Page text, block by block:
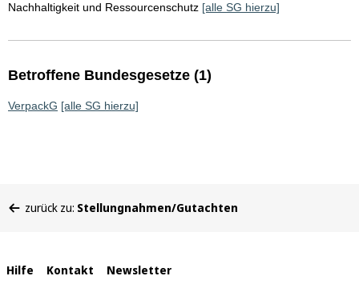
Nachhaltigkeit und Ressourcenschutz [alle SG hierzu]
Betroffene Bundesgesetze (1)
VerpackG [alle SG hierzu]
befinden
zurück zu: Stellungnahmen/Gutachten
Interne
Hilfe Kontakt Newsletter